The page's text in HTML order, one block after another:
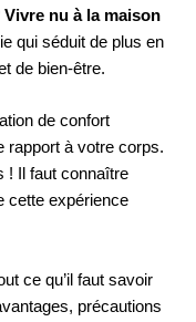
Vivre nu à la maison
qui séduit de plus en
de bien-être.
de confort
rapport à votre corps.
! Il faut connaître
cette expérience
ce qu’il faut savoir
précautions